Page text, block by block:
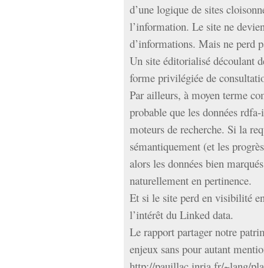
d’une logique de sites
l’information. Le site ne
d’informations. Mais ne perd
Un site éditorialisé découlant
forme privilégiée de
Par ailleurs, à moyen terme
probable que les données
moteurs de recherche. Si la
sémantiquement (et les
alors les données bien
naturellement en pertinence.
Et si le site perd en visibilité
l’intérêt du Linked data.
Le rapport partager notre
enjeux sans pour autant